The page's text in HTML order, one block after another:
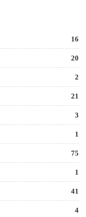
16
20
2
21
3
1
75
1
41
4